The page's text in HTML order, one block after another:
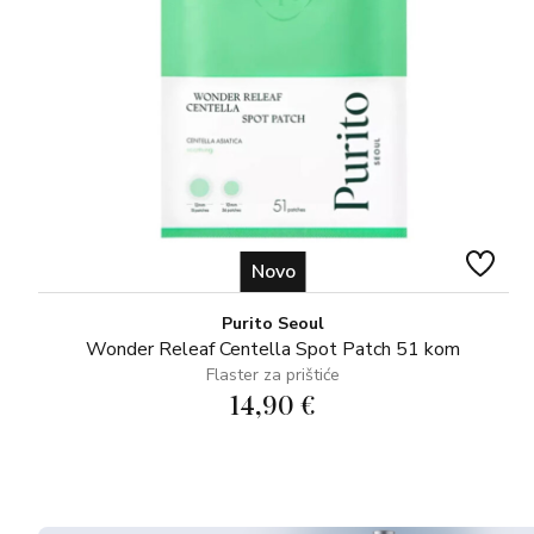
Novo
Purito Seoul
Wonder Releaf Centella Spot Patch 51 kom
Flaster za prištiće
14,90 €